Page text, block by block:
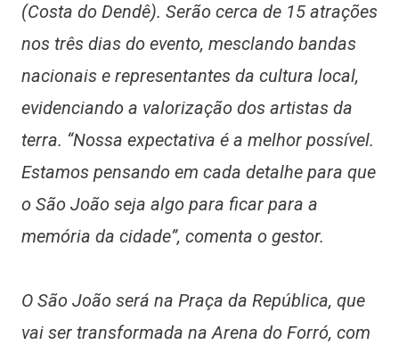
(Costa do Dendê). Serão cerca de 15 atrações
nos três dias do evento, mesclando bandas
nacionais e representantes da cultura local,
evidenciando a valorização dos artistas da
terra. “Nossa expectativa é a melhor possível.
Estamos pensando em cada detalhe para que
o São João seja algo para ficar para a
memória da cidade”, comenta o gestor.
O São João será na Praça da República, que
vai ser transformada na Arena do Forró, com